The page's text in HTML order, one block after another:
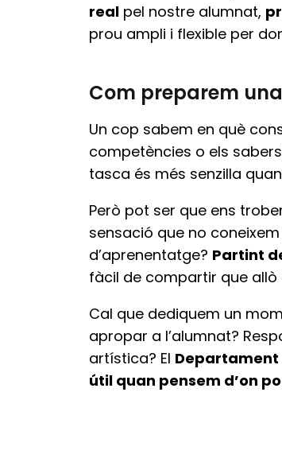
real pel nostre alumnat,
prou ampli i flexible per
Com preparem
Un cop sabem en què
competències o els
tasca és més senzilla
Però pot ser que ens
sensació que no
d’aprenentatge? Partint
fàcil de compartir que allò
Cal que dediquem un
apropar a l’alumnat?
artística? El Departament
útil quan pensem d’on